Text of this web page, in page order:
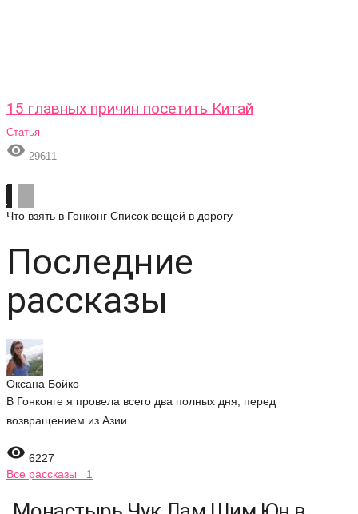
15 главных причин посетить Китай
Статья
 29611
Что взять в Гонконг Список вещей в дорогу
Последние
рассказы
Оксана Бойко
В Гонконге я провела всего два полных дня, перед
возвращением из Азии...
 6227
Все рассказы 1